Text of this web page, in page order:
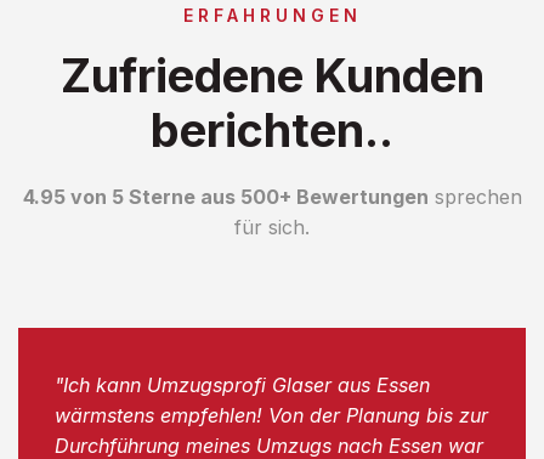
ERFAHRUNGEN
Zufriedene Kunden
berichten..
4.95 von 5 Sterne aus 500+ Bewertungen sprechen
für sich.
"Ich kann Umzugsprofi Glaser aus Essen
wärmstens empfehlen! Von der Planung bis zur
Durchführung meines Umzugs nach Essen war